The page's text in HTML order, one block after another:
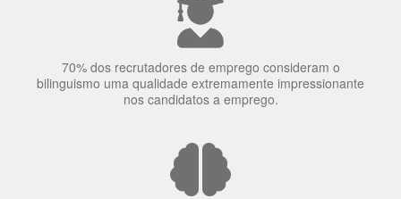
70% dos recrutadores de emprego consideram o
bilinguismo uma qualidade extremamente impressionante
nos candidatos a emprego.